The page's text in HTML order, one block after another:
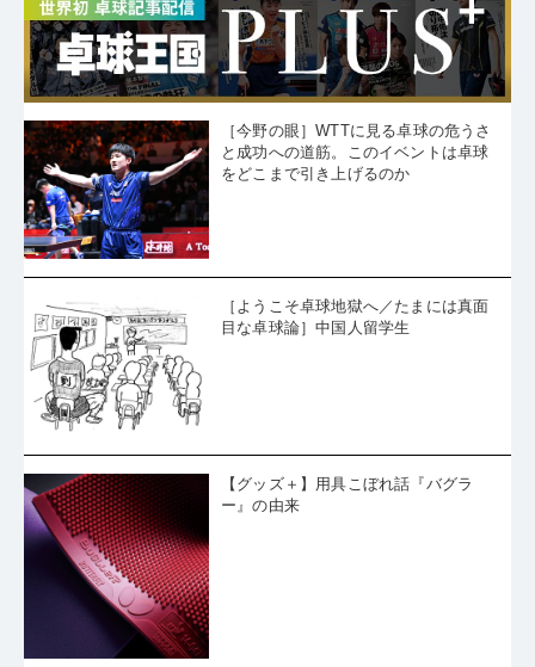
［今野の眼］WTTに見る卓球の危うさ
と成功への道筋。このイベントは卓球
をどこまで引き上げるのか
［ようこそ卓球地獄へ／たまには真面
目な卓球論］中国人留学生
【グッズ＋】用具こぼれ話『バグラ
ー』の由来